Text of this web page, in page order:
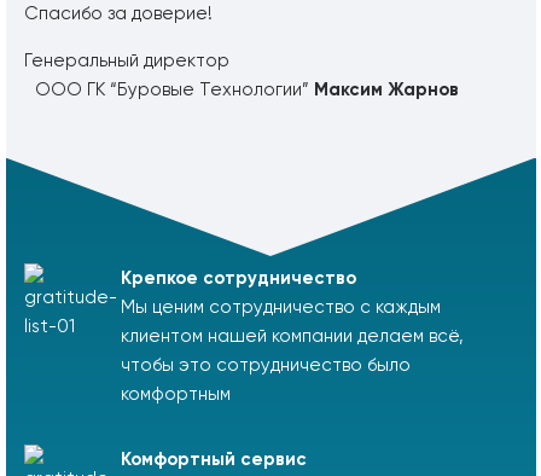
Спасибо за доверие!
Генеральный директор
ООО ГК “Буровые Технологии” Максим Жарнов
Крепкое сотрудничество
Мы ценим сотрудничество с каждым
клиентом нашей компании делаем всё,
чтобы это сотрудничество было
комфортным
Комфортный сервис